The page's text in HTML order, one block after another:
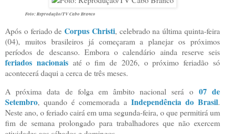
Foto: Reprodução/TV Cabo Branco
Após o feriado deCorpus Christi, celebrado na última quinta-feira
(04), muitos brasileiros já começaram a planejar os próximos
períodos de descanso. Embora o calendário ainda reserve seis
feriados nacionaisaté o fim de 2026, o próximo feriadão só
acontecerá daqui a cerca de três meses.
A próxima data de folga em âmbito nacional será o07 de
Setembro, quando é comemorada a Independência do Brasil.
Neste ano, o feriado cairá em uma segunda-feira, o que permitirá um
fim de semana prolongado para trabalhadores que não exercem